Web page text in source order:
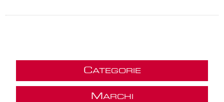
CATEGORIE
M ARCHI